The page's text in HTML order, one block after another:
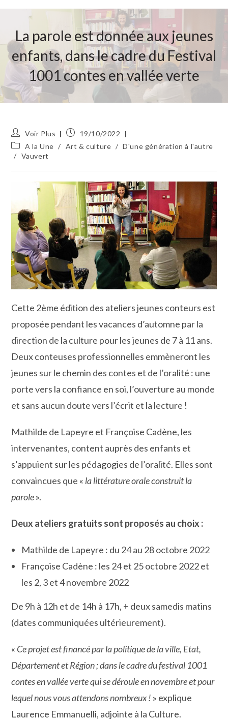
La parole est donnée aux jeunes
enfants, dans le cadre du Festival
1001 contes en vallée verte
Auteur/autrice
de
la
publication :
Voir Plus
Publication
publiée :
19/10/2022
Post
category:
A la Une / Art & culture / D'une génération à l'autre
/ Vauvert
Cette 2ème édition des ateliers jeunes conteurs est
proposée pendant les vacances d’automne par la
direction de la culture pour les jeunes de 7 à 11 ans.
Deux conteuses professionnelles emmèneront les
jeunes sur le chemin des contes et de l’oralité : une
porte vers la confiance en soi, l’ouverture au monde
et sans aucun doute vers l’écrit et la lecture !
Mathilde de Lapeyre et Françoise Cadène, les
intervenantes, content auprès des enfants et
s’appuient sur les pédagogies de l’oralité. Elles sont
convaincues que « la littérature orale construit la
parole».
Deux ateliers gratuits sont proposés au choix :
Mathilde de Lapeyre : du 24 au 28 octobre 2022
Françoise Cadène : les 24 et 25 octobre 2022 et
les 2, 3 et 4 novembre 2022
De 9h à 12h et de 14h à 17h, + deux samedis matins
(dates communiquées ultérieurement).
« Ce projet est financé par la politique de la ville, Etat,
Département et Région ; dans le cadre du festival 1001
contes en vallée verte qui se déroule en novembre et pour
lequel nous vous attendons nombreux ! » explique
Laurence Emmanuelli, adjointe à la Culture.